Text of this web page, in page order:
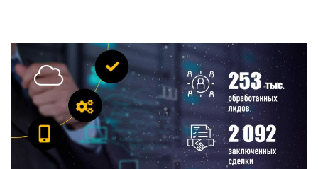
Смотреть проект